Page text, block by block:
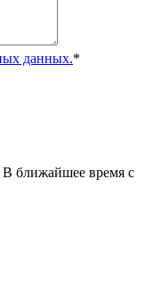
данных.*
ближайшее время с